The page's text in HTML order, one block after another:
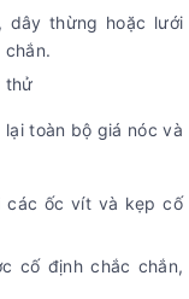
dây thừng hoặc lưới
chắn.
thử
toàn bộ giá nóc và
các ốc vít và kẹp cố
cố định chắc chắn,